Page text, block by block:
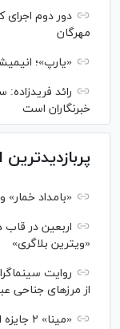
دور دوم اجرای
مهرگان
«یارپ»؛
رائد
خبرنگاران است
پربازدیدترین
«بامداد
اربعین در
«ویترین بلاگری»
روایت
از مرزهای جناحی
«مینا» ۲ جایزه از راه ابریشم گرفت